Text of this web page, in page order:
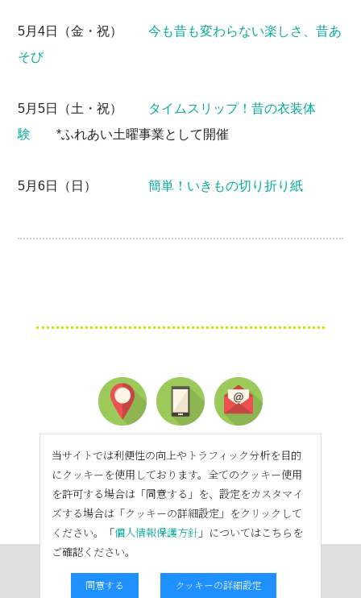
5月4日（金・祝）今も昔も変わらない楽しさ、昔あ
そび
5月5日（土・祝） タイムスリップ！昔の衣装体
験 *ふれあい土曜事業として開催
5月6日（日）簡単！いきもの切り折り紙
当サイトでは利便性の向上やトラフィック分析を目的
にクッキーを使用しております。全てのクッキー使用
を許可する場合は「同意する」を、設定をカスタマイ
ズする場合は「クッキーの詳細設定」をクリックして
ください。「個人情報保護方針 」についてはこちらを
ご確認ください。
同意する クッキーの詳細設定